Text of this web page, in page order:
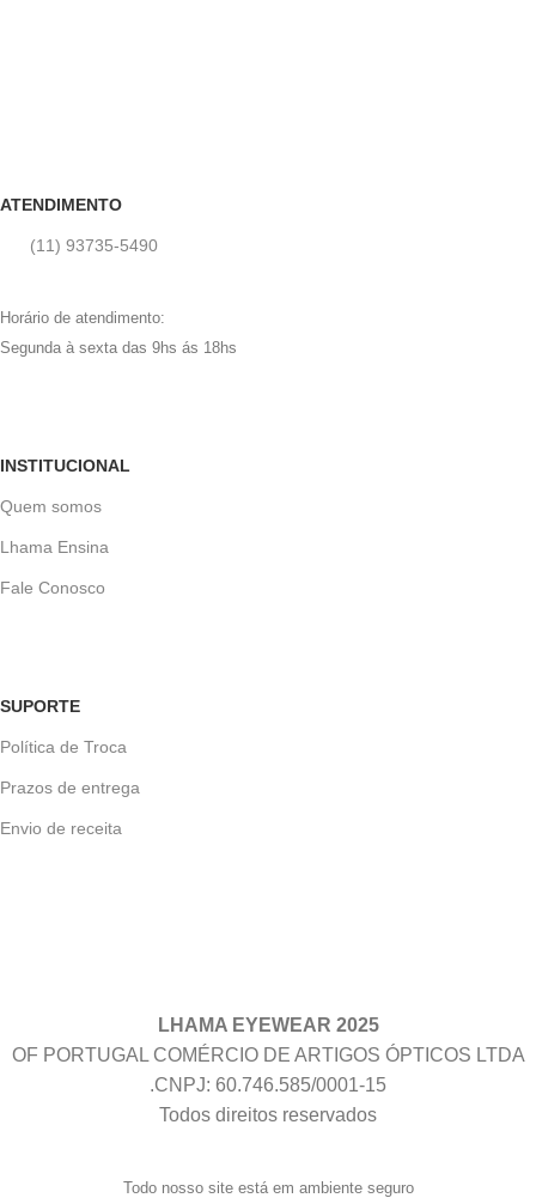
ATENDIMENTO
(11) 93735‑5490‬
Horário de atendimento:
Segunda à sexta das 9hs ás 18hs
INSTITUCIONAL
Quem somos
Lhama Ensina
Fale Conosco
SUPORTE
Política de Troca
Prazos de entrega
Envio de receita
LHAMA EYEWEAR 2025
OF PORTUGAL COMÉRCIO DE ARTIGOS ÓPTICOS LTDA
.CNPJ: 60.746.585/0001-15
Todos direitos reservados
Todo nosso site está em ambiente seguro